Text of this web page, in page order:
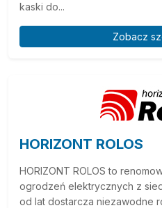
kaski do...
Zobacz
HORIZONT ROLOS
HORIZONT ROLOS to
ogrodzeń elektrycznych z
od lat dostarcza niezawodne